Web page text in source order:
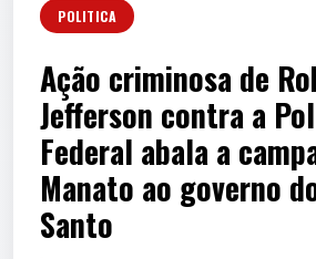
POLITICA
Ação criminosa de
Jefferson contra a
Federal abala a
Manato ao governo
Santo